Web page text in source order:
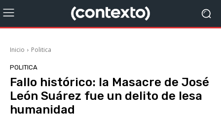
Inicio Politica
POLITICA
Fallo histórico: la Masacre de José
León Suárez fue un delito de lesa
humanidad